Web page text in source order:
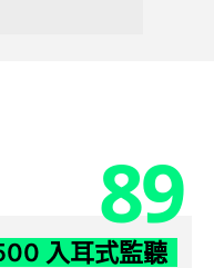
89
入耳式監聽